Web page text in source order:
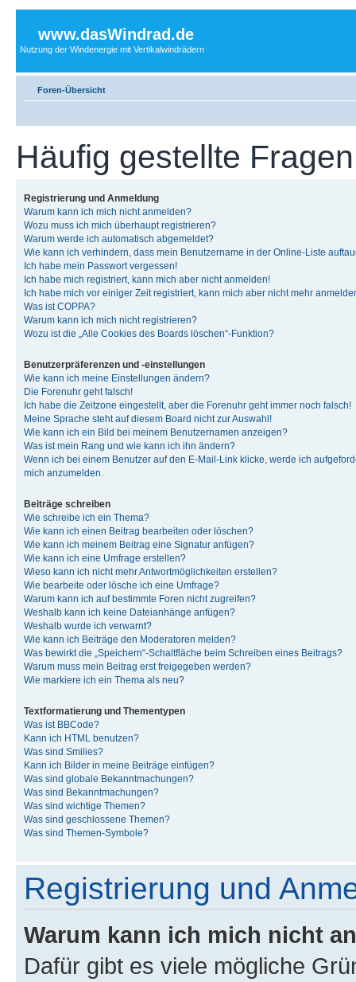
www.dasWindrad.de
Nutzung der Windenergie mit Vertikalwindrädern
Foren-Übersicht
Häufig gestellte Fragen
Registrierung und Anmeldung
Warum kann ich mich nicht anmelden?
Wozu muss ich mich überhaupt registrieren?
Warum werde ich automatisch abgemeldet?
Wie kann ich verhindern, dass mein Benutzername in der Online-Liste
Ich habe mein Passwort vergessen!
Ich habe mich registriert, kann mich aber nicht anmelden!
Ich habe mich vor einiger Zeit registriert, kann mich aber nicht mehr
Was ist COPPA?
Warum kann ich mich nicht registrieren?
Wozu ist die „Alle Cookies des Boards löschen“-Funktion?
Benutzerpräferenzen und -einstellungen
Wie kann ich meine Einstellungen ändern?
Die Forenuhr geht falsch!
Ich habe die Zeitzone eingestellt, aber die Forenuhr geht immer noch falsch!
Meine Sprache steht auf diesem Board nicht zur Auswahl!
Wie kann ich ein Bild bei meinem Benutzernamen anzeigen?
Was ist mein Rang und wie kann ich ihn ändern?
Wenn ich bei einem Benutzer auf den E-Mail-Link klicke, werde ich
mich anzumelden.
Beiträge schreiben
Wie schreibe ich ein Thema?
Wie kann ich einen Beitrag bearbeiten oder löschen?
Wie kann ich meinem Beitrag eine Signatur anfügen?
Wie kann ich eine Umfrage erstellen?
Wieso kann ich nicht mehr Antwortmöglichkeiten erstellen?
Wie bearbeite oder lösche ich eine Umfrage?
Warum kann ich auf bestimmte Foren nicht zugreifen?
Weshalb kann ich keine Dateianhänge anfügen?
Weshalb wurde ich verwarnt?
Wie kann ich Beiträge den Moderatoren melden?
Was bewirkt die „Speichern“-Schaltfläche beim Schreiben eines Beitrags?
Warum muss mein Beitrag erst freigegeben werden?
Wie markiere ich ein Thema als neu?
Textformatierung und Thementypen
Was ist BBCode?
Kann ich HTML benutzen?
Was sind Smilies?
Kann ich Bilder in meine Beiträge einfügen?
Was sind globale Bekanntmachungen?
Was sind Bekanntmachungen?
Was sind wichtige Themen?
Was sind geschlossene Themen?
Was sind Themen-Symbole?
Registrierung und
Warum kann ich mich nicht
Dafür gibt es viele mögliche